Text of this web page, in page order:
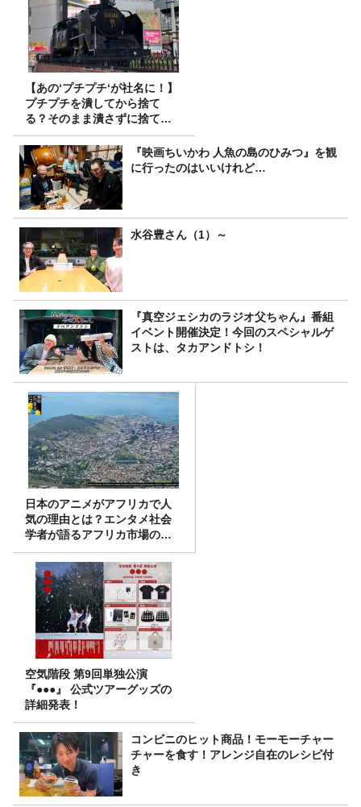
【あの‘プチプチ‘が社名に！】
プチプチを潰してから捨て
る？そのまま潰さずに捨て
る？
『映画ちいかわ 人魚の島のひみつ』を観
に行ったのはいいけれど…
水谷豊さん（1）～
『真空ジェシカのラジオ父ちゃん』番組
イベント開催決定！今回のスペシャルゲ
ストは、タカアンドトシ！
日本のアニメがアフリカで人
気の理由とは？エンタメ社会
学者が語るアフリカ市場のリ
アル
空気階段 第9回単独公演
『●●●』 公式ツアーグッズの
詳細発表！
コンビニのヒット商品！モーモーチャー
チャーを食す！アレンジ自在のレシピ付
き